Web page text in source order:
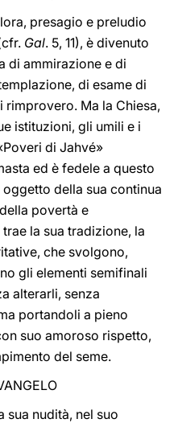
presagio e preludio
Gal. 5, 11), è divenuto
di ammirazione e di
di esame di
rimprovero. Ma la Chiesa,
istituzioni, gli umili e i
di Jahvé»
ed è fedele a questo
della sua continua
povertà e
la sua tradizione, la
che svolgono,
gli elementi semifinali
alterarli, senza
portandoli a pieno
suo amoroso rispetto,
del seme.
sua nudità, nel suo